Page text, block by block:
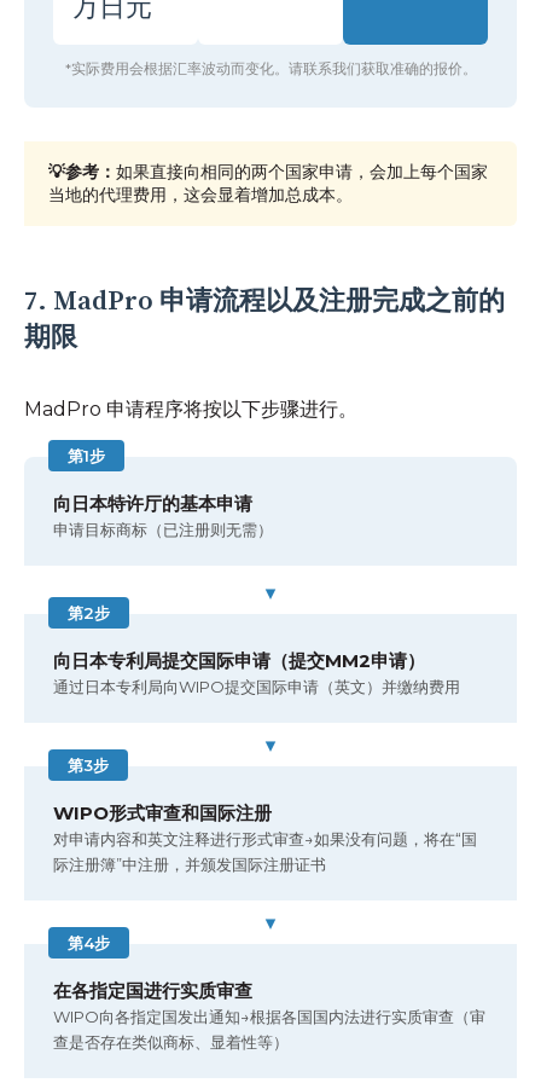
万日元
*实际费用会根据汇率波动而变化。请联系我们获取准确的报价。
💡参考： 如果直接向相同的两个国家申请，会加上每个国家
当地的代理费用，这会显着增加总成本。
7. MadPro 申请流程以及注册完成之前的
期限
MadPro 申请程序将按以下步骤进行。
第1步
向日本特许厅的基本申请
申请目标商标（已注册则无需）
▼
第2步
向日本专利局提交国际申请（提交MM2申请）
通过日本专利局向WIPO提交国际申请（英文）并缴纳费用
▼
第3步
WIPO形式审查和国际注册
对申请内容和英文注释进行形式审查→如果没有问题，将在“国
际注册簿”中注册，并颁发国际注册证书
▼
第4步
在各指定国进行实质审查
WIPO向各指定国发出通知→根据各国国内法进行实质审查（审
查是否存在类似商标、显着性等）